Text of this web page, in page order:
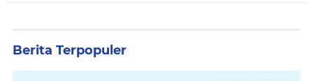
Berita Terpopuler